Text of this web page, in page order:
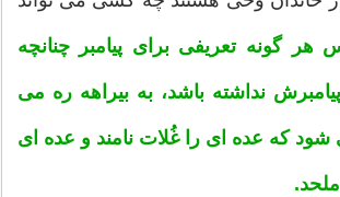
هر گونه تعریفی برای پیامبر چنانچه
نداشته باشد، به بیراهه ره می
شود که عده ای را غُلات نامند و عده ای